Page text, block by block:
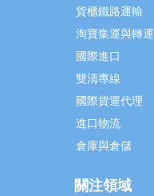
貨櫃鐵路運輸
淘寶集運與轉運
國際進口
雙清專線
國際貨運代理
進口物流
倉庫與倉儲
關注領域